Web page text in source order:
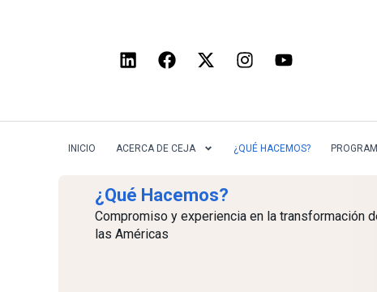
INICIO ACERCA DE CEJA ¿QUÉ HACEMOS?
¿Qué Hacemos?
Compromiso y experiencia en la transformación
las Américas